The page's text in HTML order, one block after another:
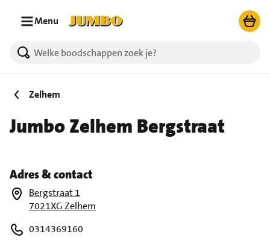
Menu
Zelhem
Jumbo Zelhem Bergstraat
Adres & contact
Bergstraat 1
7021XG Zelhem
0314369160